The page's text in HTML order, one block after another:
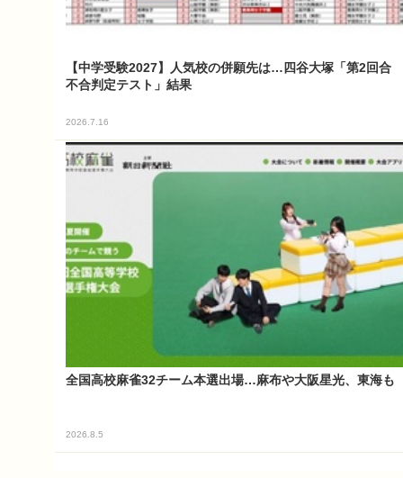
【中学受験2027】人気校の併願先は…四谷大塚「第2回合
不合判定テスト」結果
2026.7.16
全国高校麻雀32チーム本選出場…麻布や大阪星光、東海も
2026.8.5